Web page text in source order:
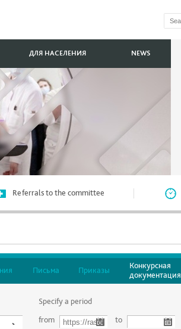
ДЛЯ НАСЕЛЕНИЯ NEWS
Referrals to the committee
Письма Приказы
Конкурсная
документация
Specify a period
from
to